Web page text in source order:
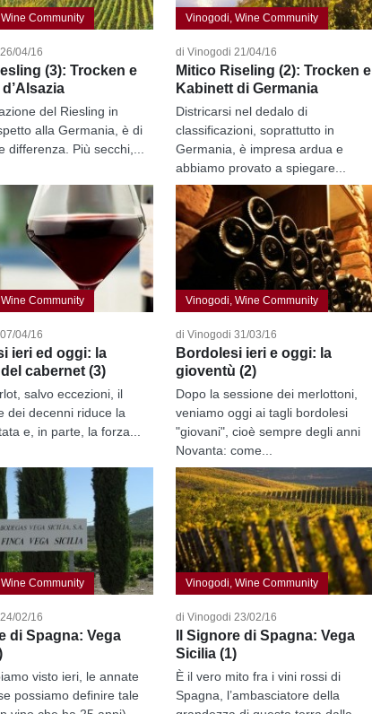
Community
04/16
(3): Trocken e
del Riesling in
alla Germania, è di
differenza. Più secchi,...
Vinogodi, Wine Community
di Vinogodi 21/04/16
Mitico Riseling (2): Trocken e
Kabinett di Germania
Districarsi nel dedalo di
classificazioni, soprattutto in
Germania, è impresa ardua e
abbiamo provato a spiegare...
Community
04/16
ieri ed oggi: la
cabernet (3)
salvo eccezioni, il
dei decenni riduce la
e, in parte, la forza...
Vinogodi, Wine Community
di Vinogodi 31/03/16
Bordolesi ieri e oggi: la
gioventù (2)
Dopo la sessione dei merlottoni,
veniamo oggi ai tagli bordolesi
"giovani", cioè sempre degli anni
Novanta: come...
Community
02/16
di Spagna: Vega
visto ieri, le annate
possiamo definire tale
Vinogodi, Wine Community
di Vinogodi 23/02/16
Il Signore di Spagna: Vega
Sicilia (1)
È il vero mito fra i vini rossi di
Spagna, l’ambasciatore della